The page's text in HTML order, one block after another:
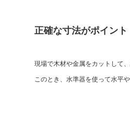
正確な寸法がポイント
現場で木材や金属をカットして
このとき、水準器を使って水平